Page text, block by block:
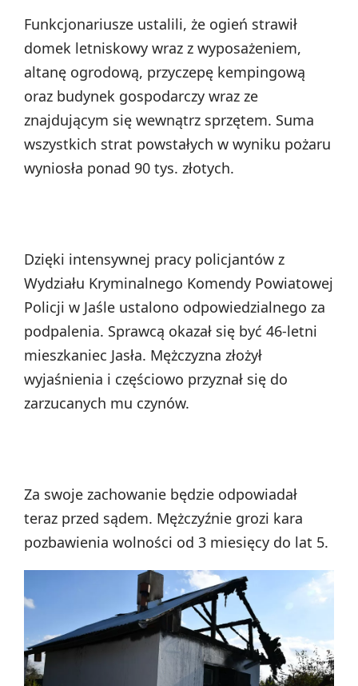
Funkcjonariusze ustalili, że ogień strawił
domek letniskowy wraz z wyposażeniem,
altanę ogrodową, przyczepę kempingową
oraz budynek gospodarczy wraz ze
znajdującym się wewnątrz sprzętem. Suma
wszystkich strat powstałych w wyniku pożaru
wyniosła ponad 90 tys. złotych.
Dzięki intensywnej pracy policjantów z
Wydziału Kryminalnego Komendy Powiatowej
Policji w Jaśle ustalono odpowiedzialnego za
podpalenia. Sprawcą okazał się być 46-letni
mieszkaniec Jasła. Mężczyzna złożył
wyjaśnienia i częściowo przyznał się do
zarzucanych mu czynów.
Za swoje zachowanie będzie odpowiadał
teraz przed sądem. Mężczyźnie grozi kara
pozbawienia wolności od 3 miesięcy do lat 5.